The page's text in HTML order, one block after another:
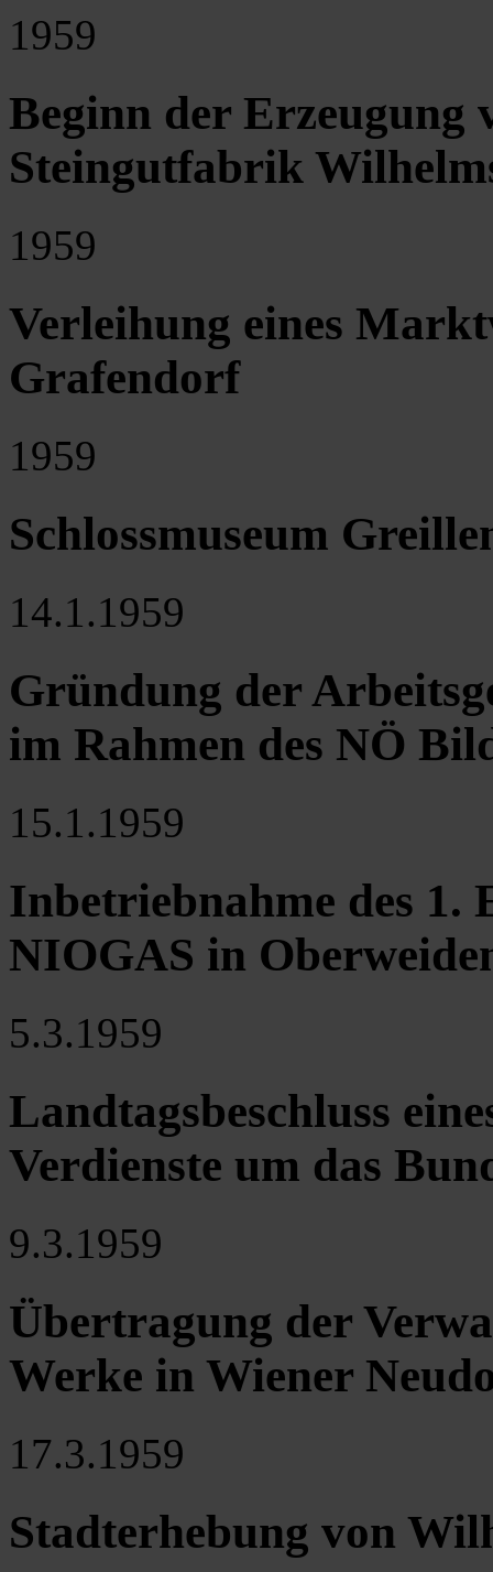
1959
Beginn der
Steingutfabrik
1959
Verleihung eines
Grafendorf
1959
Schlossmuseum
14.1.1959
Gründung der
im Rahmen des NÖ
15.1.1959
Inbetriebnahme des 1.
NIOGAS in
5.3.1959
Landtagsbeschluss
Verdienste um das
9.3.1959
Übertragung der
Werke in Wiener
17.3.1959
Stadterhebung von